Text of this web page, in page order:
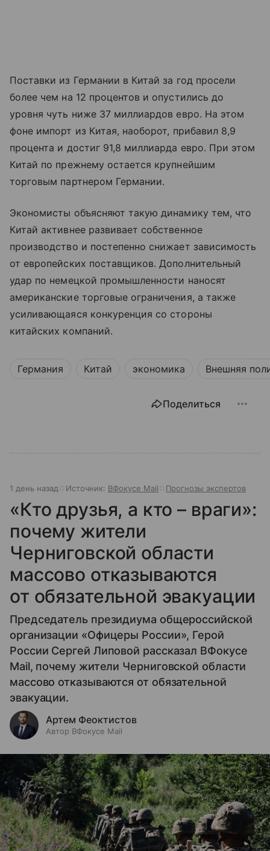
Поставки из Германии в Китай за год просели
более чем на 12 процентов и опустились до
уровня чуть ниже 37 миллиардов евро. На этом
фоне импорт из Китая, наоборот, прибавил 8,9
процента и достиг 91,8 миллиарда евро. При этом
Китай по прежнему остается крупнейшим
торговым партнером Германии.
Экономисты объясняют такую динамику тем, что
Китай активнее развивает собственное
производство и постепенно снижает зависимость
от европейских поставщиков. Дополнительный
удар по немецкой промышленности наносят
американские торговые ограничения, а также
усиливающаяся конкуренция со стороны
китайских компаний.
Германия Китай экономика Внешняя
Поделиться
1 день назад Источник: ВФокусе Mail Прогнозы экспертов
«Кто друзья, а кто – враги»:
почему жители
Черниговской области
массово отказываются
от обязательной эвакуации
Председатель президиума общероссийской
организации «Офицеры России», Герой
России Сергей Липовой рассказал ВФокусе
Mail, почему жители Черниговской области
массово отказываются от обязательной
эвакуации.
Артем Феоктистов
Автор ВФокусе Mail